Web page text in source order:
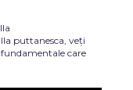
puttanesca, veți
care